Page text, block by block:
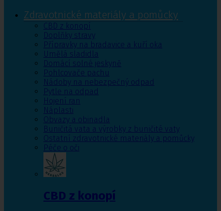
Zdravotnické materiály a pomůcky
CBD z konopí
Doplňky stravy
Přípravky na bradavice a kuří oka
Umělá sladidla
Domácí solné jeskyně
Pohlcovače pachu
Nádoby na nebezpečný odpad
Pytle na odpad
Hojení ran
Náplasti
Obvazy a obinadla
Buničitá vata a výrobky z buničité vaty
Ostatní zdravotnické materiály a pomůcky
Péče o oči
CBD z konopí